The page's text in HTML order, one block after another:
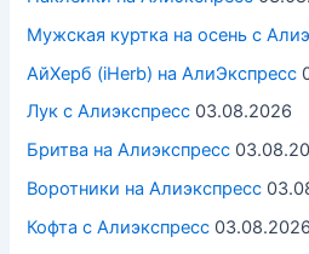
Мужская куртка на осень с
АйХерб (iHerb) на АлиЭкспресс
Лук с Алиэкспресс 03.08.2026
Бритва на Алиэкспресс
Воротники на Алиэкспресс
Кофта с Алиэкспресс 03.08.2026